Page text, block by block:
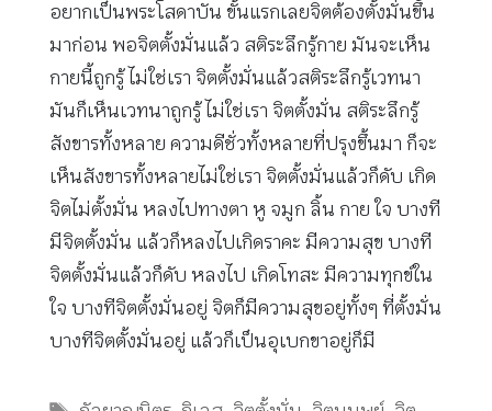
อยากเป็นพระโสดาบัน ขั้นแรกเลยจิตต้องตั้งมั่นขึ้น
มาก่อน พอจิตตั้งมั่นแล้ว สติระลึกรู้กาย มันจะเห็น
กายนี้ถูกรู้ ไม่ใช่เรา จิตตั้งมั่นแล้วสติระลึกรู้เวทนา
มันก็เห็นเวทนาถูกรู้ ไม่ใช่เรา จิตตั้งมั่น สติระลึกรู้
สังขารทั้งหลาย ความดีชั่วทั้งหลายที่ปรุงขึ้นมา ก็จะ
เห็นสังขารทั้งหลายไม่ใช่เรา จิตตั้งมั่นแล้วก็ดับ เกิด
จิตไม่ตั้งมั่น หลงไปทางตา หู จมูก ลิ้น กาย ใจ บางที
มีจิตตั้งมั่น แล้วก็หลงไปเกิดราคะ มีความสุข บางที
จิตตั้งมั่นแล้วก็ดับ หลงไป เกิดโทสะ มีความทุกข์ใน
ใจ บางทีจิตตั้งมั่นอยู่ จิตก็มีความสุขอยู่ทั้งๆ ที่ตั้งมั่น
บางทีจิตตั้งมั่นอยู่ แล้วก็เป็นอุเบกขาอยู่ก็มี